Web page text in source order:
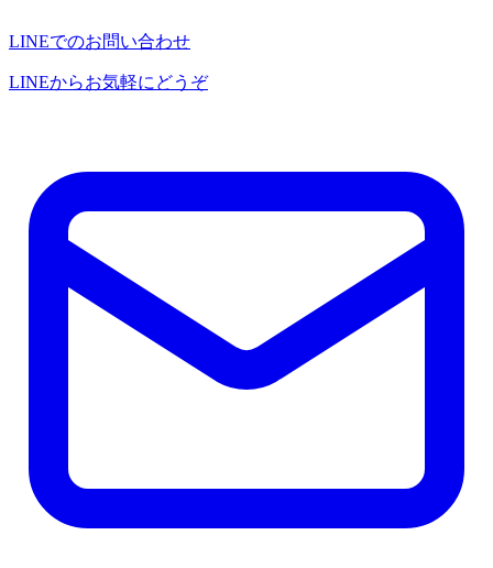
LINEでのお問い合わせ
LINEからお気軽にどうぞ